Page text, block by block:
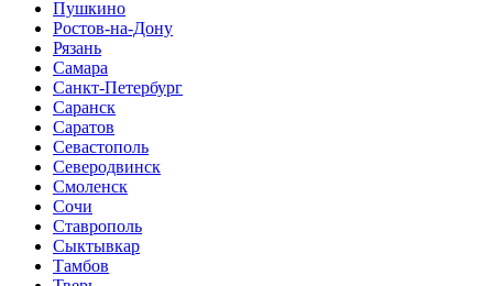
Пушкино
Ростов-на-Дону
Рязань
Самара
Санкт-Петербург
Саранск
Саратов
Севастополь
Северодвинск
Смоленск
Сочи
Ставрополь
Сыктывкар
Тамбов